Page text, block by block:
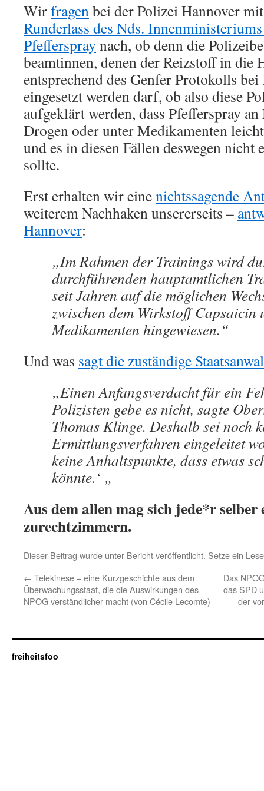
Wirfragenbei der Polizei Hannover
Runderlass des Nds.
Pfefferspray nach, ob denn die
beamtinnen, denen der Reizstoff in die
entsprechend des Genfer Protokolls
eingesetzt werden darf, ob also diese
aufgeklärt werden, dass Pfefferspray
Drogen oder unter Medikamenten
und es in diesen Fällen deswegen nicht
sollte.
Erst erhalten wir einenichtssagende
weiterem Nachhaken unsererseits –
Hannover:
„Im Rahmen der Trainings wird
durchführenden hauptamtlichen
seit Jahren auf die möglichen
zwischen dem Wirkstoff Capsaicin
Medikamenten hingewiesen.“
Und was sagt die zuständige
„Einen Anfangsverdacht für ein
Polizisten gebe es nicht, sagte
Thomas Klinge. Deshalb sei noch
Ermittlungsverfahren eingeleitet
keine Anhaltspunkte, dass etwas
könnte.‘ „
Aus dem allen mag sich jede*r selber
zurechtzimmern.
Dieser Beitrag wurde unter Berichtveröffentlicht. Setze ein
← Telekinese – eine Kurzgeschichte aus dem
Überwachungsstaat, die die Auswirkungen des
NPOG verständlicher macht (von Cécile Lecomte)
Das
das SPD
der
freiheitsfoo